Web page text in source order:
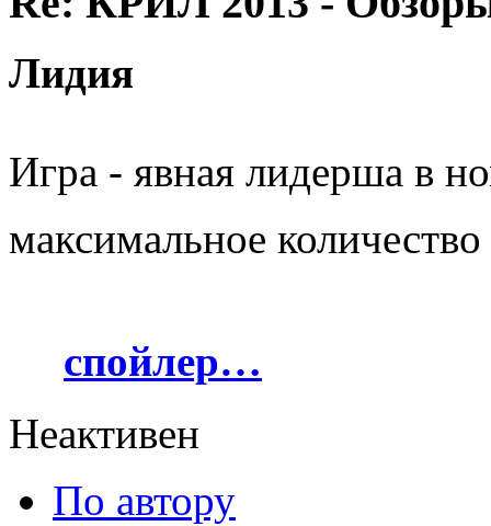
Лидия
Игра - явная лидерша в
максимальное
спойлер…
Неактивен
По автору